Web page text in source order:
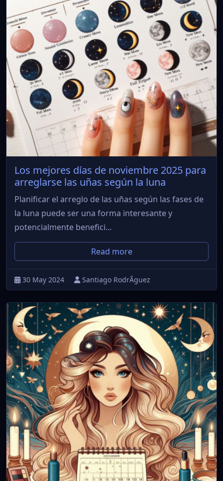
Los mejores días de noviembre 2025 para
arreglarse las uñas según la luna
Planificar el arreglo de las uñas según las fases de
la luna puede ser una forma interesante y
potencialmente benefici...
Read more
30 May 2024 Santiago RodrÃ­guez